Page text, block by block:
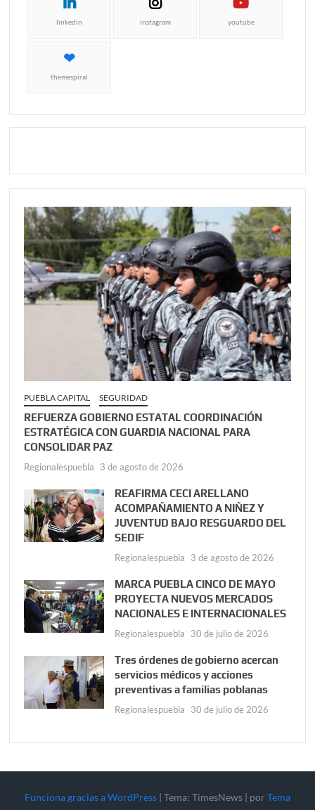
linkedin instagram youtube
themespiral
PUEBLA CAPITAL SEGURIDAD
REFUERZA GOBIERNO ESTATAL COORDINACIÓN
ESTRATÉGICA CON GUARDIA NACIONAL PARA
CONSOLIDAR PAZ
Regionalespuebla 3 de agosto de 2026
REAFIRMA CECI ARELLANO
ACOMPAÑAMIENTO A NIÑEZ Y
JUVENTUD BAJO RESGUARDO DEL
SEDIF
Regionalespuebla 3 de agosto de 2026
MARCA PUEBLA CINCO DE MAYO
PROYECTA NUEVOS MERCADOS
NACIONALES E INTERNACIONALES
Regionalespuebla 30 de julio de 2026
Tres órdenes de gobierno acercan
servicios médicos y acciones
preventivas a familias poblanas
Regionalespuebla 30 de julio de 2026
Funciona gracias a WordPress | Tema: TimesNews | por Tema